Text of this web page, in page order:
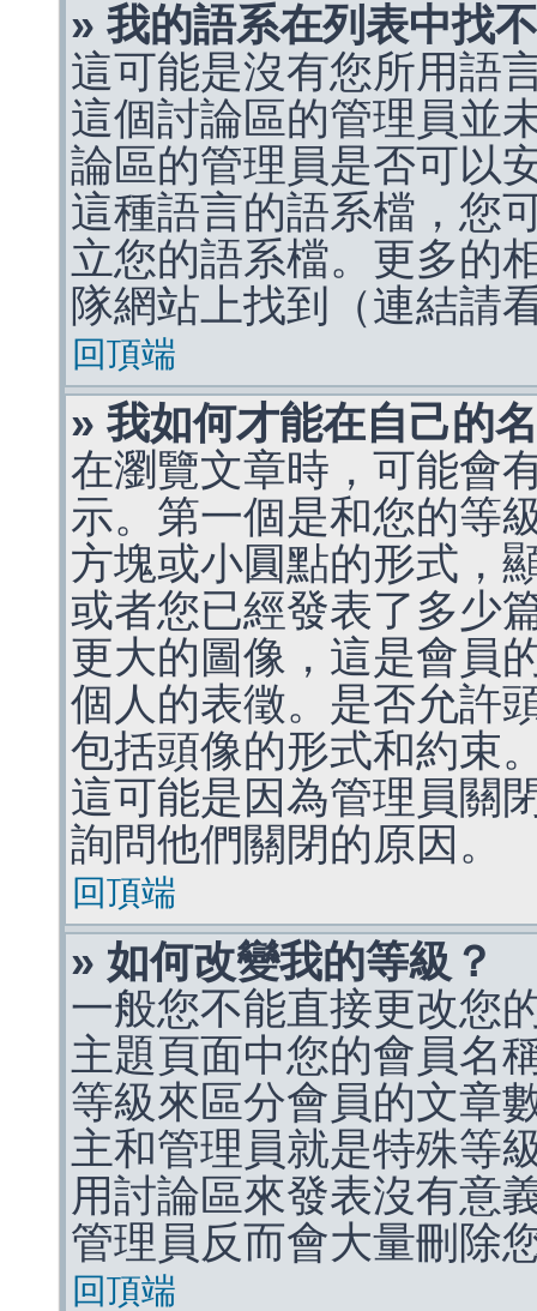
» 我的語系在列表中找
這可能是沒有您所用語
這個討論區的管理員並
論區的管理員是否可以
這種語言的語系檔，您
立您的語系檔。更多的
隊網站上找到（連結請
回頂端
» 我如何才能在自己的
在瀏覽文章時，可能會
示。第一個是和您的等
方塊或小圓點的形式，
或者您已經發表了多少
更大的圖像，這是會員
個人的表徵。是否允許
包括頭像的形式和約束
這可能是因為管理員關
詢問他們關閉的原因。
回頂端
» 如何改變我的等級？
一般您不能直接更改您
主題頁面中您的會員名
等級來區分會員的文章
主和管理員就是特殊等
用討論區來發表沒有意
管理員反而會大量刪除
回頂端